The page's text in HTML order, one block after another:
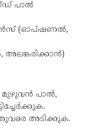
പാൽ
(ഓപ്ഷണൽ,
മുഴുവൻ പാൽ,
അടിക്കുക.